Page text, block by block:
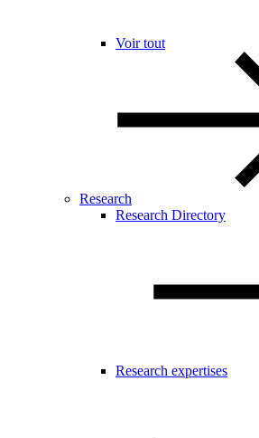
Voir tout
Research
Research Directory
Research expertises